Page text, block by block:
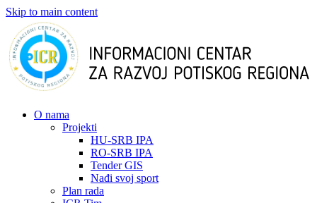
Skip to main content
О nama
Projekti
HU-SRB IPA
RO-SRB IPA
Tender GIS
Nađi svoj sport
Plan rada